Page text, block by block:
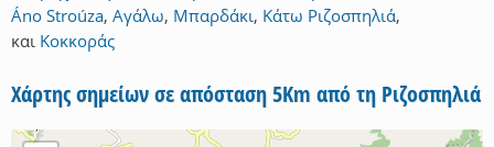
Áno Stroúza, Αγάλω, Μπαρδάκι, Κάτω Ριζοσπηλιά,
και Κοκκοράς
Χάρτης σημείων σε απόσταση 5Km από τη Ριζοσπηλιά